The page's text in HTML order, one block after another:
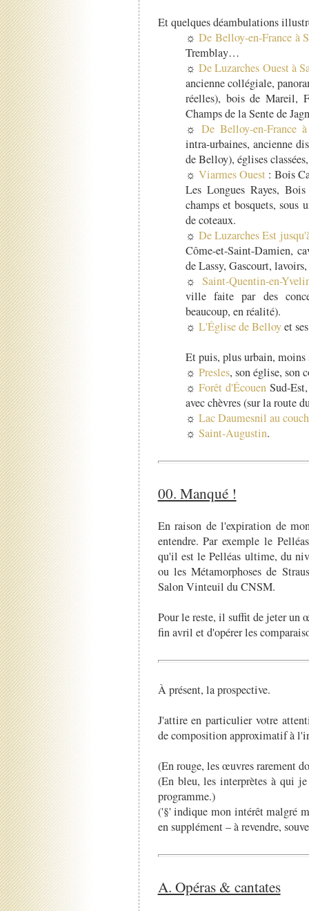
Et quelques déambulations
☼De Belloy-en-France à
Tremblay…
☼ De Luzarches Ouest à
ancienne collégiale,
réelles), bois de Mareil,
Champs de la Sente de
☼ De Belloy-en-France
intra-urbaines, ancienne
de Belloy), églises
☼ Viarmes Ouest : Bois
Les Longues Rayes,
champs et bosquets, sous
de coteaux.
☼ De Luzarches Est
Côme-et-Saint-Damien,
de Lassy, Gascourt,
☼ Saint-Quentin-en-
ville faite par des
beaucoup, en réalité).
☼ L'Église de Belloyet
Et puis, plus urbain, moins
☼ Presles, son église, son
☼Forêt d'Écouen Sud-
avec chèvres (sur la route
☼ Lac Daumesnil au
☼ Saint-Augustin.
00. Manqué !
En raison de l'expiration de
entendre. Par exemple le
qu'il est le Pelléas ultime, du
ou les Métamorphoses de
Salon Vinteuil du CNSM.
Pour le reste, il suffit de jeter un
fin avril et d'opérer les
À présent, la prospective.
J'attire en particulier votre
de composition approximatif à
(En rouge, les œuvres rarement
(En bleu, les interprètes à qui
programme.)
('§' indique mon intérêt malgré
en supplément – à revendre,
A. Opéras & cantates